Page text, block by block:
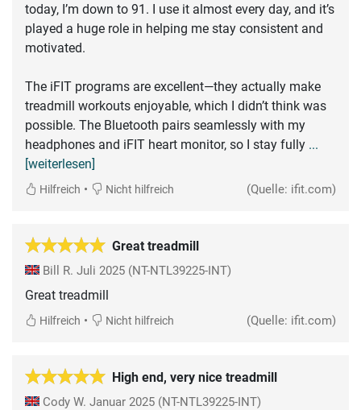
today, I’m down to 91. I use it almost every day, and it’s
played a huge role in helping me stay consistent and
motivated.
The iFIT programs are excellent—they actually make
treadmill workouts enjoyable, which I didn’t think was
possible. The Bluetooth pairs seamlessly with my
headphones and iFIT heart monitor, so I stay fully ...
[weiterlesen]
Hilfreich • Nicht hilfreich (Quelle: ifit.com)
Great treadmill
Bill R. Juli 2025 (NT-NTL39225-INT)
Great treadmill
Hilfreich • Nicht hilfreich (Quelle: ifit.com)
High end, very nice treadmill
Cody W. Januar 2025 (NT-NTL39225-INT)